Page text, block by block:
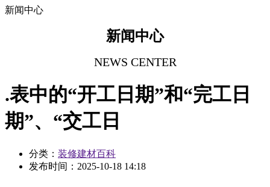
新闻中心
新闻中心
NEWS CENTER
.表中的“开工日期”和“完工日
期”、“交工日
分类： 装修建材百科
发布时间： 2025-10-18 14:18